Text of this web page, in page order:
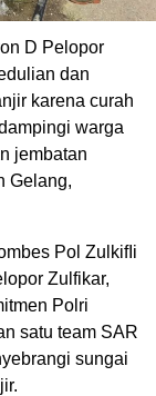
D Pelopor
dan
karena curah
warga
jembatan
Gelang,
Pol ZulkifIi
Zulfikar,
Polri
satu team SAR
sungai